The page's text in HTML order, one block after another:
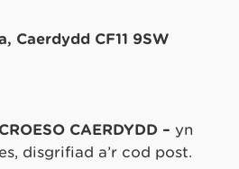
Caerdydd CF11 9SW
CAERDYDD – yn
disgrifiad a’r cod post.